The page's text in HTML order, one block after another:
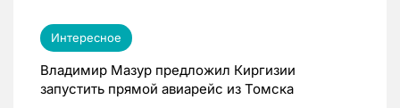
Интересное
Владимир Мазур предложил Киргизии
запустить прямой авиарейс из Томска